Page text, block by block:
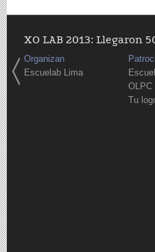
XO LAB 2013: Llegaron
Organizan
Escuelab Lima
OLPC
Tu